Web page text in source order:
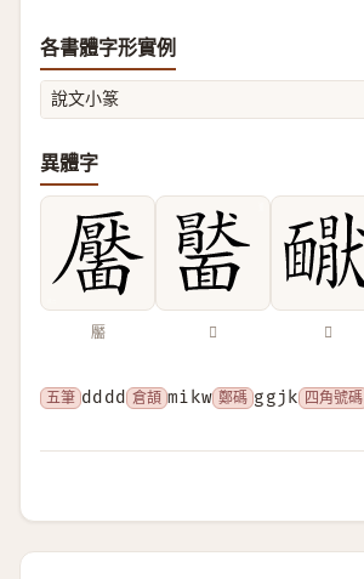
各書體字形實例
說文小篆
異體字
靨 𩉂 𩉇
五筆 dddd 倉頡 mikw 鄭碼 ggjk 四角號碼